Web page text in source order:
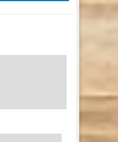
PER
da Shu
scegliere la
il popolo